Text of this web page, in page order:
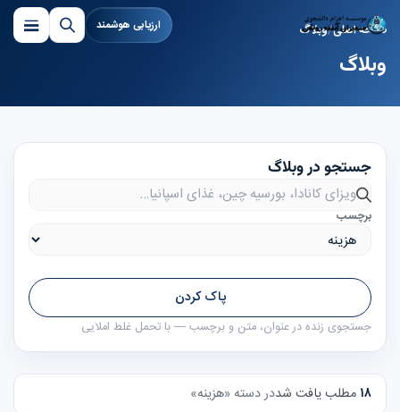
ارزیابی هوشمند صفحه اصلی وبلاگ
وبلاگ
جستجو در وبلاگ
جستجو در وبلاگ
برچسب
پاک کردن
جستجوی زنده در عنوان، متن و برچسب — با تحمل غلط املایی
۱۸ مطلب یافت شددر دسته «هزینه»